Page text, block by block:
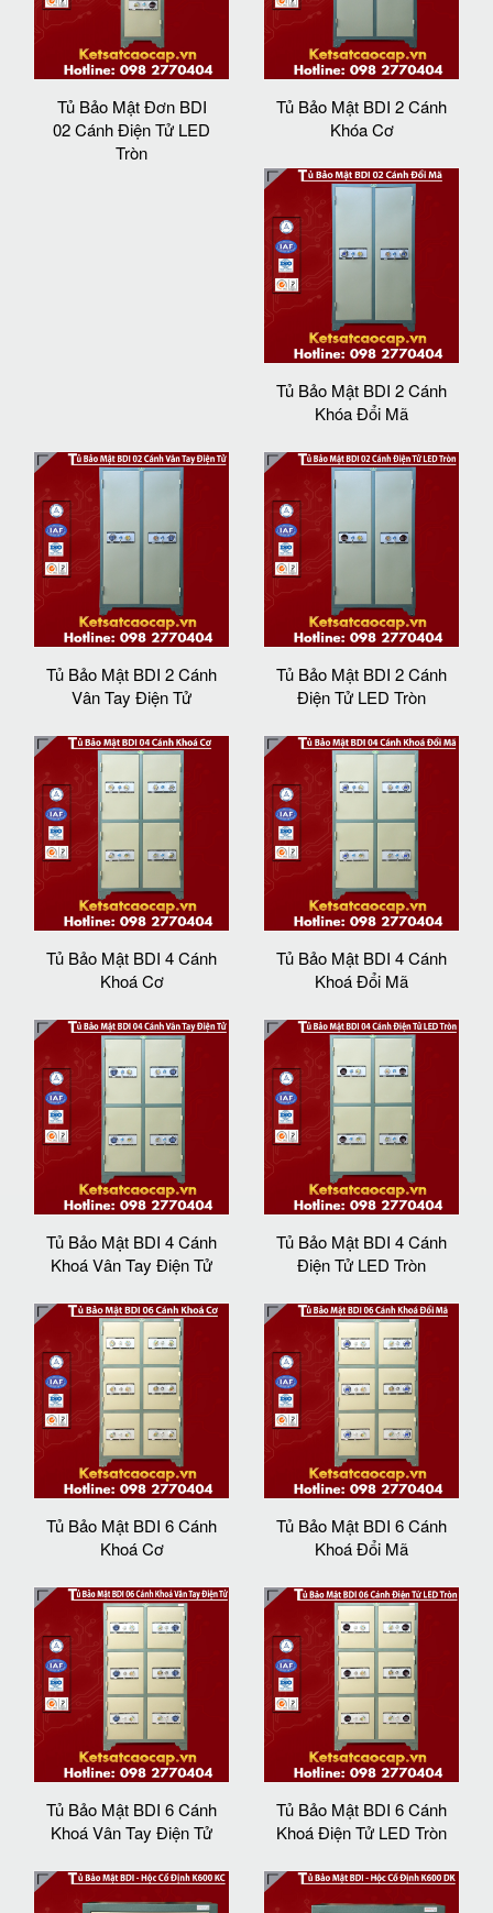
Tủ Bảo Mật Đơn BDI
02 Cánh Điện Tử LED
Tròn
Tủ Bảo Mật BDI 2 Cánh
Khóa Cơ
Tủ Bảo Mật BDI 2 Cánh
Khóa Đổi Mã
Tủ Bảo Mật BDI 2 Cánh
Vân Tay Điện Tử
Tủ Bảo Mật BDI 2 Cánh
Điện Tử LED Tròn
Tủ Bảo Mật BDI 4 Cánh
Khoá Cơ
Tủ Bảo Mật BDI 4 Cánh
Khoá Đổi Mã
Tủ Bảo Mật BDI 4 Cánh
Khoá Vân Tay Điện Tử
Tủ Bảo Mật BDI 4 Cánh
Điện Tử LED Tròn
Tủ Bảo Mật BDI 6 Cánh
Khoá Cơ
Tủ Bảo Mật BDI 6 Cánh
Khoá Đổi Mã
Tủ Bảo Mật BDI 6 Cánh
Khoá Vân Tay Điện Tử
Tủ Bảo Mật BDI 6 Cánh
Khoá Điện Tử LED Tròn